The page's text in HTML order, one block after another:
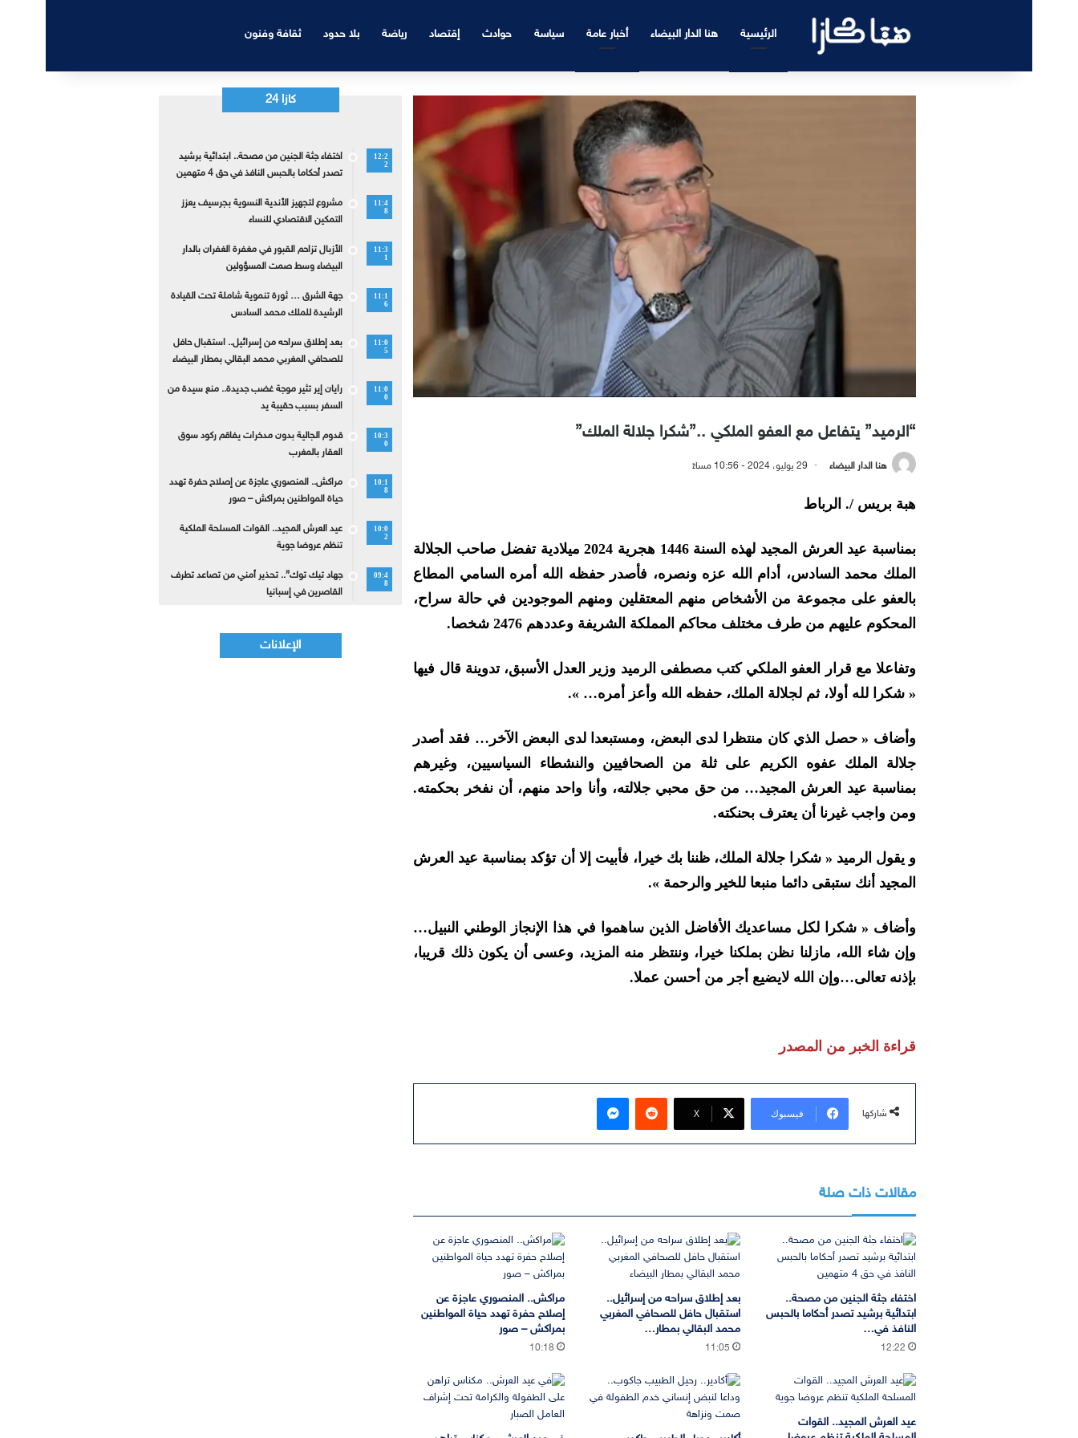
الرئيسية هنا الدار البيضاء أخبار عامة سياسة حوادث إقتصاد رياضة بلا حدود ثقافة وفنون
“الرميد” يتفاعل مع العفو الملكي ..”شكرا جلالة الملك”
هنا الدار البيضاء 29 يوليو، 2024 - 10:56 مساءً
هبة بريس /. الرباط
بمناسبة عيد العرش المجيد لهذه السنة 1446 هجرية 2024 ميلادية تفضل صاحب الجلالة
الملك محمد السادس، أدام الله عزه ونصره، فأصدر حفظه الله أمره السامي المطاع
بالعفو على مجموعة من الأشخاص منهم المعتقلين ومنهم الموجودين في حالة سراح،
المحكوم عليهم من طرف مختلف محاكم المملكة الشريفة وعددهم 2476 شخصا.
وتفاعلا مع قرار العفو الملكي كتب مصطفى الرميد وزير العدل الأسبق، تدوينة قال فيها
« شكرا لله أولا، ثم لجلالة الملك، حفظه الله وأعز أمره… ».
وأضاف « حصل الذي كان منتظرا لدى البعض، ومستبعدا لدى البعض الآخر… فقد أصدر
جلالة الملك عفوه الكريم على ثلة من الصحافيين والنشطاء السياسيين، وغيرهم
بمناسبة عيد العرش المجيد… من حق محبي جلالته، وأنا واحد منهم، أن نفخر بحكمته.
ومن واجب غيرنا أن يعترف بحنكته.
و يقول الرميد « شكرا جلالة الملك، ظننا بك خيرا، فأبيت إلا أن تؤكد بمناسبة عيد العرش
المجيد أنك ستبقى دائما منبعا للخير والرحمة ».
وأضاف « شكرا لكل مساعديك الأفاضل الذين ساهموا في هذا الإنجاز الوطني النبيل…
وإن شاء الله، مازلنا نظن بملكنا خيرا، وننتظر منه المزيد، وعسى أن يكون ذلك قريبا،
بإذنه تعالى…وإن الله لايضيع أجر من أحسن عملا.
قراءة الخبر من المصدر
شاركها فيسبوك ‫X
ماسنجر
مقالات ذات صلة
اختفاء جثة الجنين من مصحة..
ابتدائية برشيد تصدر أحكاما بالحبس
النافذ في…
12:22
بعد إطلاق سراحه من إسرائيل..
استقبال حافل للصحافي المغربي
محمد البقالي بمطار…
11:05
مراكش.. المنصوري عاجزة عن
إصلاح حفرة تهدد حياة المواطنين
بمراكش – صور
10:18
عيد العرش المجيد.. القوات
كازا 24
12:2
2
اختفاء جثة الجنين من مصحة.. ابتدائية برشيد
تصدر أحكاما بالحبس النافذ في حق 4 متهمين
11:4
8
مشروع لتجهيز الأندية النسوية بجرسيف يعزز
التمكين الاقتصادي للنساء
11:3
1
الأزبال تزاحم القبور في مغفرة الغفران بالدار
البيضاء وسط صمت المسؤولين
11:1
6
جهة الشرق … ثورة تنموية شاملة تحت القيادة
الرشيدة للملك محمد السادس
11:0
5
بعد إطلاق سراحه من إسرائيل.. استقبال حافل
للصحافي المغربي محمد البقالي بمطار البيضاء
11:0
0
رايان إير تثير موجة غضب جديدة.. منع سيدة من
السفر بسبب حقيبة يد
10:3
0
قدوم الجالية بدون مدخرات يفاقم ركود سوق
العقار بالمغرب
10:1
8
مراكش.. المنصوري عاجزة عن إصلاح حفرة تهدد
حياة المواطنين بمراكش – صور
10:0
2
عيد العرش المجيد.. القوات المسلحة الملكية
تنظم عروضا جوية
09:4
8
جهاد تيك توك”.. تحذير أمني من تصاعد تطرف
القاصرين في إسبانيا
الإعلانات